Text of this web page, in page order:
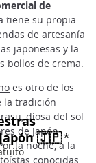
de
tiene su propia
de artesanía
japonesas y la
bollos de crema.
es otro de los
la tradición
diosa del sol
de Japón
la noche, a la
conocidas